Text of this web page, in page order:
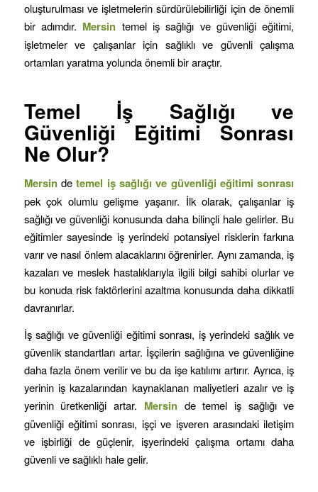
oluşturulması ve işletmelerin sürdürülebilirliği için de önemli
bir adımdır. Mersin temel iş sağlığı ve güvenliği eğitimi,
işletmeler ve çalışanlar için sağlıklı ve güvenli çalışma
ortamları yaratma yolunda önemli bir araçtır.
Temel İş Sağlığı ve
Güvenliği Eğitimi Sonrası
Ne Olur?
Mersin detemel iş sağlığı ve güvenliği eğitimi sonrası
pek çok olumlu gelişme yaşanır. İlk olarak, çalışanlar iş
sağlığı ve güvenliği konusunda daha bilinçli hale gelirler. Bu
eğitimler sayesinde iş yerindeki potansiyel risklerin farkına
varır ve nasıl önlem alacaklarını öğrenirler. Aynı zamanda, iş
kazaları ve meslek hastalıklarıyla ilgili bilgi sahibi olurlar ve
bu konuda risk faktörlerini azaltma konusunda daha dikkatli
davranırlar.
İş sağlığı ve güvenliği eğitimi sonrası, iş yerindeki sağlık ve
güvenlik standartları artar. İşçilerin sağlığına ve güvenliğine
daha fazla önem verilir ve bu da işe katılımı artırır. Ayrıca, iş
yerinin iş kazalarından kaynaklanan maliyetleri azalır ve iş
yerinin üretkenliği artar. Mersin de temel iş sağlığı ve
güvenliği eğitimi sonrası, işçi ve işveren arasındaki iletişim
ve işbirliği de güçlenir, işyerindeki çalışma ortamı daha
güvenli ve sağlıklı hale gelir.